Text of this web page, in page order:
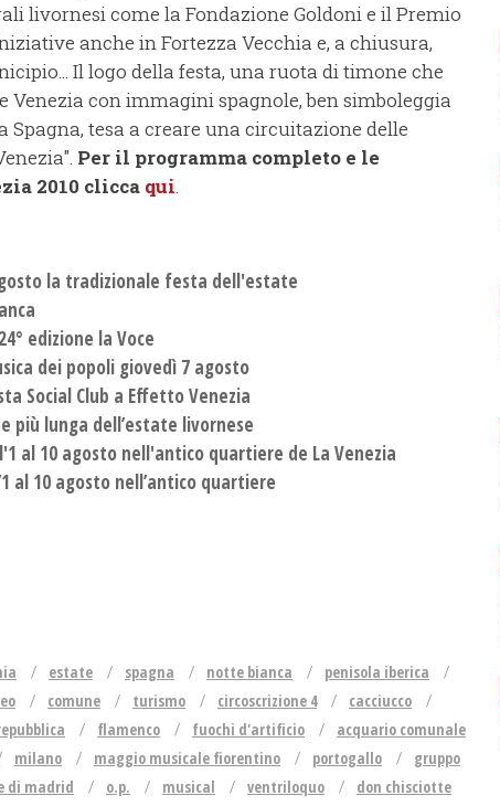
livornesi come la Fondazione Goldoni e il Premio
anche in Fortezza Vecchia e, a chiusura,
Il logo della festa, una ruota di timone che
Venezia con immagini spagnole, ben simboleggia
tesa a creare una circuitazione delle
Per il programma completo e le
2010 clicca qui.
la tradizionale festa dell'estate
edizione la Voce
dei popoli giovedì 7 agosto
Social Club a Effetto Venezia
più lunga dell’estate livornese
al 10 agosto nell'antico quartiere de La Venezia
al 10 agosto nell’antico quartiere
estate spagna notte bianca
penisola iberica
comune turismo circoscrizione 4
cacciucco
flamenco fuochi d'artificio
acquario comunale
milano maggio musicale fiorentino portogallo
gruppo
di madrid o.p. musical ventriloquo
don chisciotte